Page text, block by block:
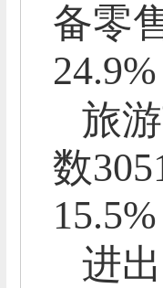
备零
旅
数
进